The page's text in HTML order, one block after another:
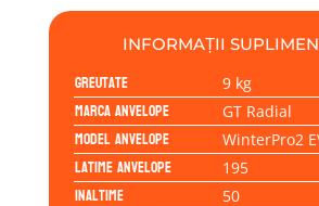
82H
INFORMAȚII
Greutate 9 kg
Marca anvelope GT Radial
Model anvelope WinterPro2
Latime anvelope 195
Inaltime 50